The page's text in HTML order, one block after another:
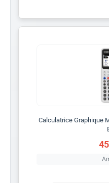
Calculatrice Graphique